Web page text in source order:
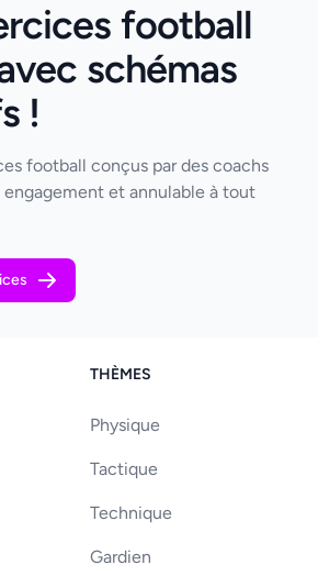
football
schémas
!
football conçus par des coachs
engagement et annulable à tout
THÈMES
Physique
Tactique
Technique
Gardien